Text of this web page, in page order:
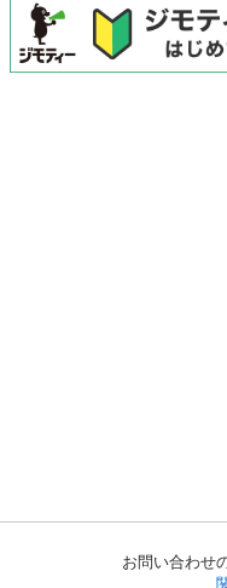
お問い合わせ